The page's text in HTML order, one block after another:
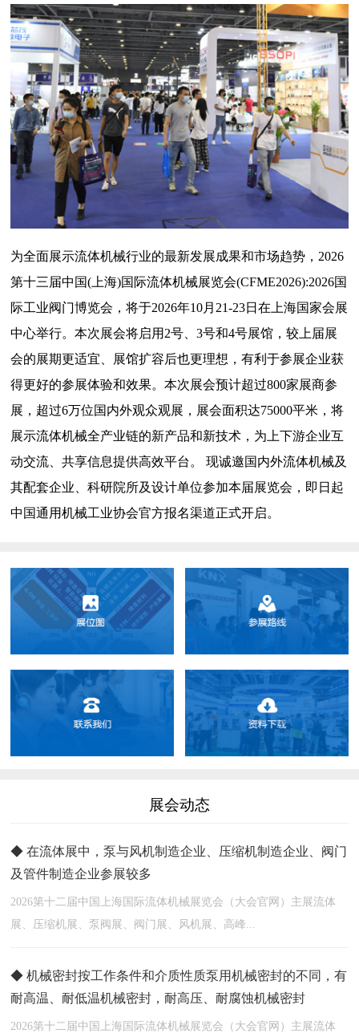
为全面展示流体机械行业的最新发展成果和市场趋势，2026
第十三届中国(上海)国际流体机械展览会(CFME2026):2026国
际工业阀门博览会，将于2026年10月21-23日在上海国家会展
中心举行。本次展会将启用2号、3号和4号展馆，较上届展
会的展期更适宜、展馆扩容后也更理想，有利于参展企业获
得更好的参展体验和效果。本次展会预计超过800家展商参
展，超过6万位国内外观众观展，展会面积达75000平米，将
展示流体机械全产业链的新产品和新技术，为上下游企业互
动交流、共享信息提供高效平台。 现诚邀国内外流体机械及
其配套企业、科研院所及设计单位参加本届展览会，即日起
中国通用机械工业协会官方报名渠道正式开启。
展会动态
◆ 在流体展中，泵与风机制造企业、压缩机制造企业、阀门
及管件制造企业参展较多
2026第十二届中国上海国际流体机械展览会（大会官网）主展流体
展、压缩机展、泵阀展、阀门展、风机展、高峰...
◆ 机械密封按工作条件和介质性质泵用机械密封的不同，有
耐高温、耐低温机械密封，耐高压、耐腐蚀机械密封
2026第十二届中国上海国际流体机械展览会（大会官网）主展流体